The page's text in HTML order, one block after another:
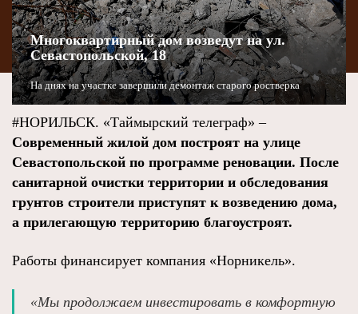
Многоквартирный дом возведут на ул.
Севастопольской, 18
На днях на участке завершили демонтаж старого ростверка
#НОРИЛЬСК. «Таймырский телеграф» –
Современный жилой дом построят на улице
Севастопольской по программе реновации. После
санитарной очистки территории и обследования
грунтов строители приступят к возведению дома,
а прилегающую территорию благоустроят.
Работы финансирует компания «Норникель».
«Мы продолжаем инвестировать в комфортную